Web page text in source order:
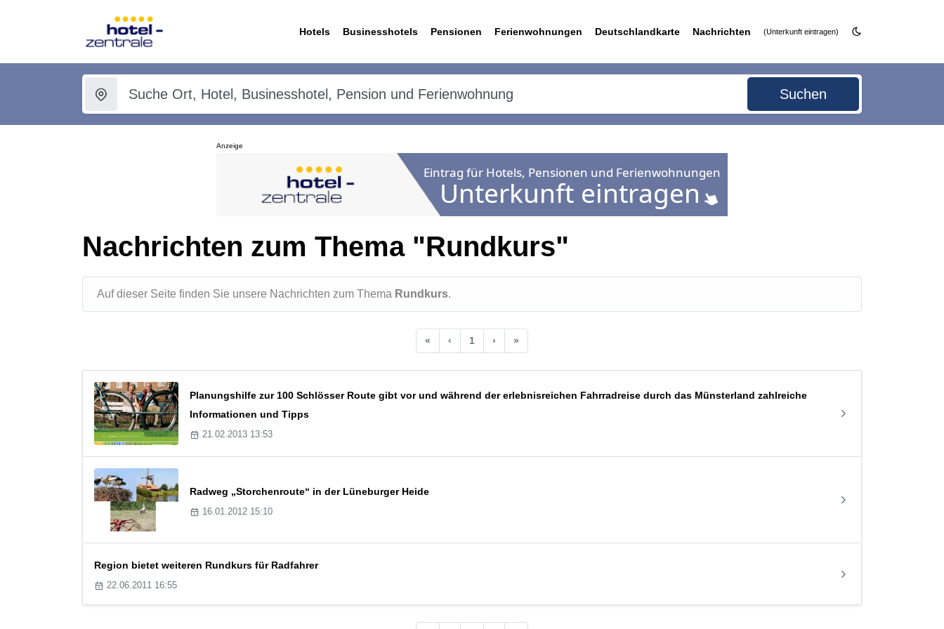
Hotels Businesshotels Pensionen Ferienwohnungen Deutschlandkarte Nachrichten (Unterkunft eintragen)
Suchen
Anzeige
Nachrichten zum Thema "Rundkurs"
Auf dieser Seite finden Sie unsere Nachrichten zum Thema Rundkurs.
« ‹ 1 › »
Planungshilfe zur 100 Schlösser Route gibt vor und während der erlebnisreichen Fahrradreise durch das Münsterland zahlreiche
Informationen und Tipps
21.02.2013 13:53
Radweg „Storchenroute“ in der Lüneburger Heide
16.01.2012 15:10
Region bietet weiteren Rundkurs für Radfahrer
22.06.2011 16:55